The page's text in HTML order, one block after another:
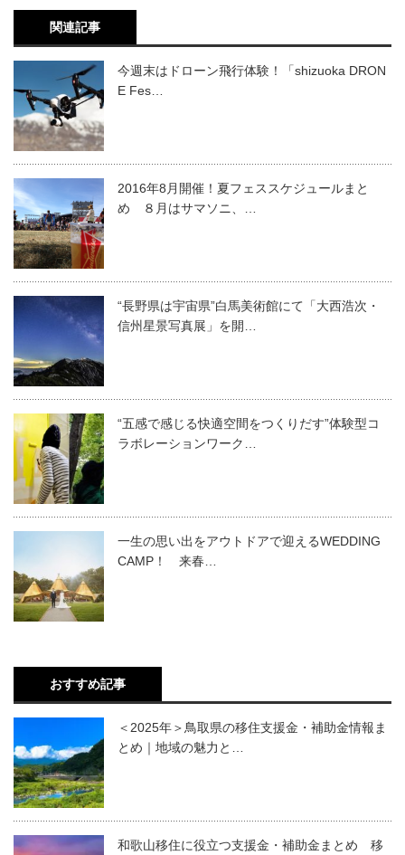
関連記事
今週末はドローン飛行体験！「shizuoka DRON
E Fes…
2016年8月開催！夏フェススケジュールまと
め ８月はサマソニ、…
“長野県は宇宙県”白馬美術館にて「大西浩次・
信州星景写真展」を開…
“五感で感じる快適空間をつくりだす”体験型コ
ラボレーションワーク…
一生の思い出をアウトドアで迎えるWEDDING
CAMP！ 来春…
おすすめ記事
＜2025年＞鳥取県の移住支援金・補助金情報ま
とめ｜地域の魅力と…
和歌山移住に役立つ支援金・補助金まとめ 移